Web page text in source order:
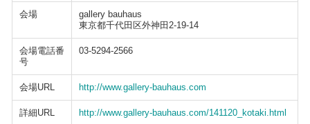
会場
gallery bauhaus
東京都千代田区外神田2-19-14
会場電話番
号
03-5294-2566
会場URL http://www.gallery-bauhaus.com
詳細URL http://www.gallery-bauhaus.com/141120_kotaki.html